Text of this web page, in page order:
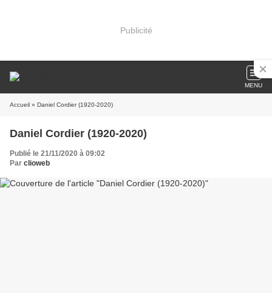
Publicité
MENU
Accueil » Daniel Cordier (1920-2020)
Daniel Cordier (1920-2020)
Publié le 21/11/2020 à 09:02
Par clioweb